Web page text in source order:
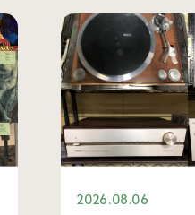
2026.08.06